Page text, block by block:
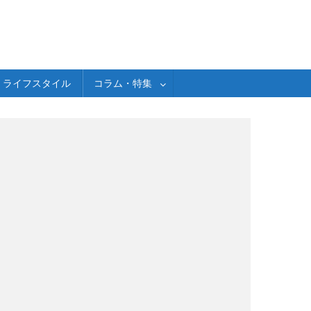
ライフスタイル コラム・特集